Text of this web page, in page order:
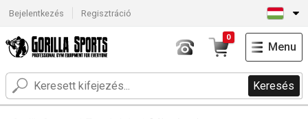
Bejelentkezés Regisztráció
Keresés
0
Menu